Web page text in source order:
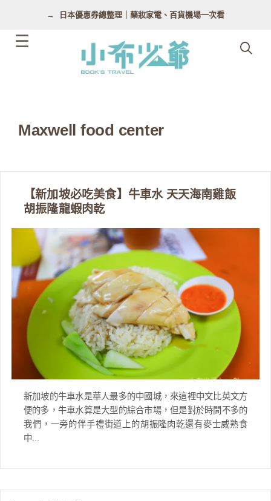
日本優惠券總整理｜藥妝家電、百貨機場一次看
Maxwell food center
【新加坡必吃美食】牛車水 天天海南雞飯
胡振隆龍蝦肉乾
新加坡的牛車水是華人最多的中國城，來這裡中文比英文方
便的多，牛車水算是大型的綜合市場，但是對於時間不多的
我們，一旁的伴手禮街道上的胡振隆肉乾還有麥士威熟食
中...